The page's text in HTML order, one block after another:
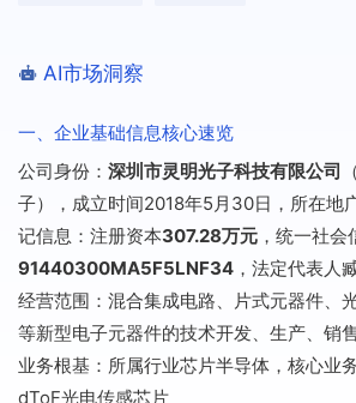
AI市场洞察
一、企业基础信息核心速览
公司身份： 深圳市灵明光子科技有限公司
子），成立时间2018年5月30日，所在地
记信息：注册资本307.28万元 ，统一社会
91440300MA5F5LNF34 ，法定代表人
经营范围：混合集成电路、片式元器件、
等新型电子元器件的技术开发、生产、销
业务根基：所属行业芯片半导体，核心业
dToF光电传感芯片